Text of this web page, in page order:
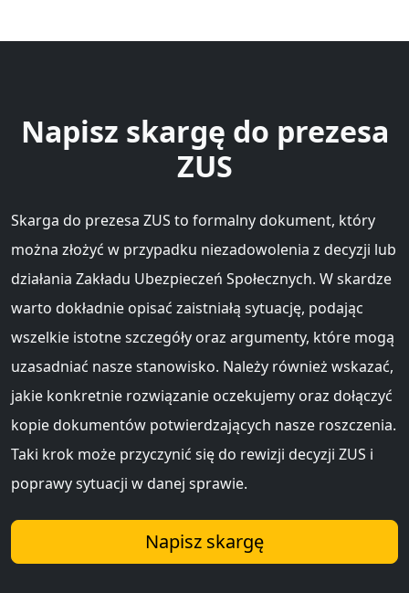
Napisz skargę do prezesa
ZUS
Skarga do prezesa ZUS to formalny dokument, który
można złożyć w przypadku niezadowolenia z decyzji lub
działania Zakładu Ubezpieczeń Społecznych. W skardze
warto dokładnie opisać zaistniałą sytuację, podając
wszelkie istotne szczegóły oraz argumenty, które mogą
uzasadniać nasze stanowisko. Należy również wskazać,
jakie konkretnie rozwiązanie oczekujemy oraz dołączyć
kopie dokumentów potwierdzających nasze roszczenia.
Taki krok może przyczynić się do rewizji decyzji ZUS i
poprawy sytuacji w danej sprawie.
Napisz skargę